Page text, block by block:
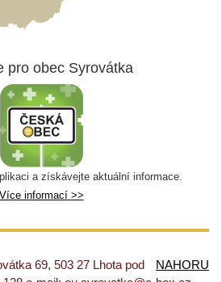
pro obec Syrovátka
a získávejte aktuální informace.
Více informací >>
NAHORU
69, 503 27 Lhota pod